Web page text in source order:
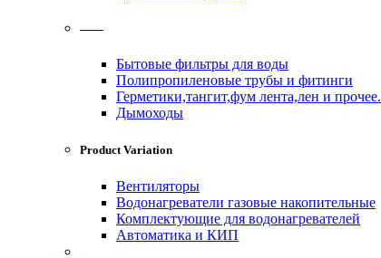
——
Бытовые фильтры для воды
Полипропиленовые трубы и фитинги
Герметики,тангит,фум лента,лен и прочее.
Дымоходы
Product Variation
Вентиляторы
Водонагреватели газовые накопительные
Комплектующие для водонагревателей
Автоматика и КИП